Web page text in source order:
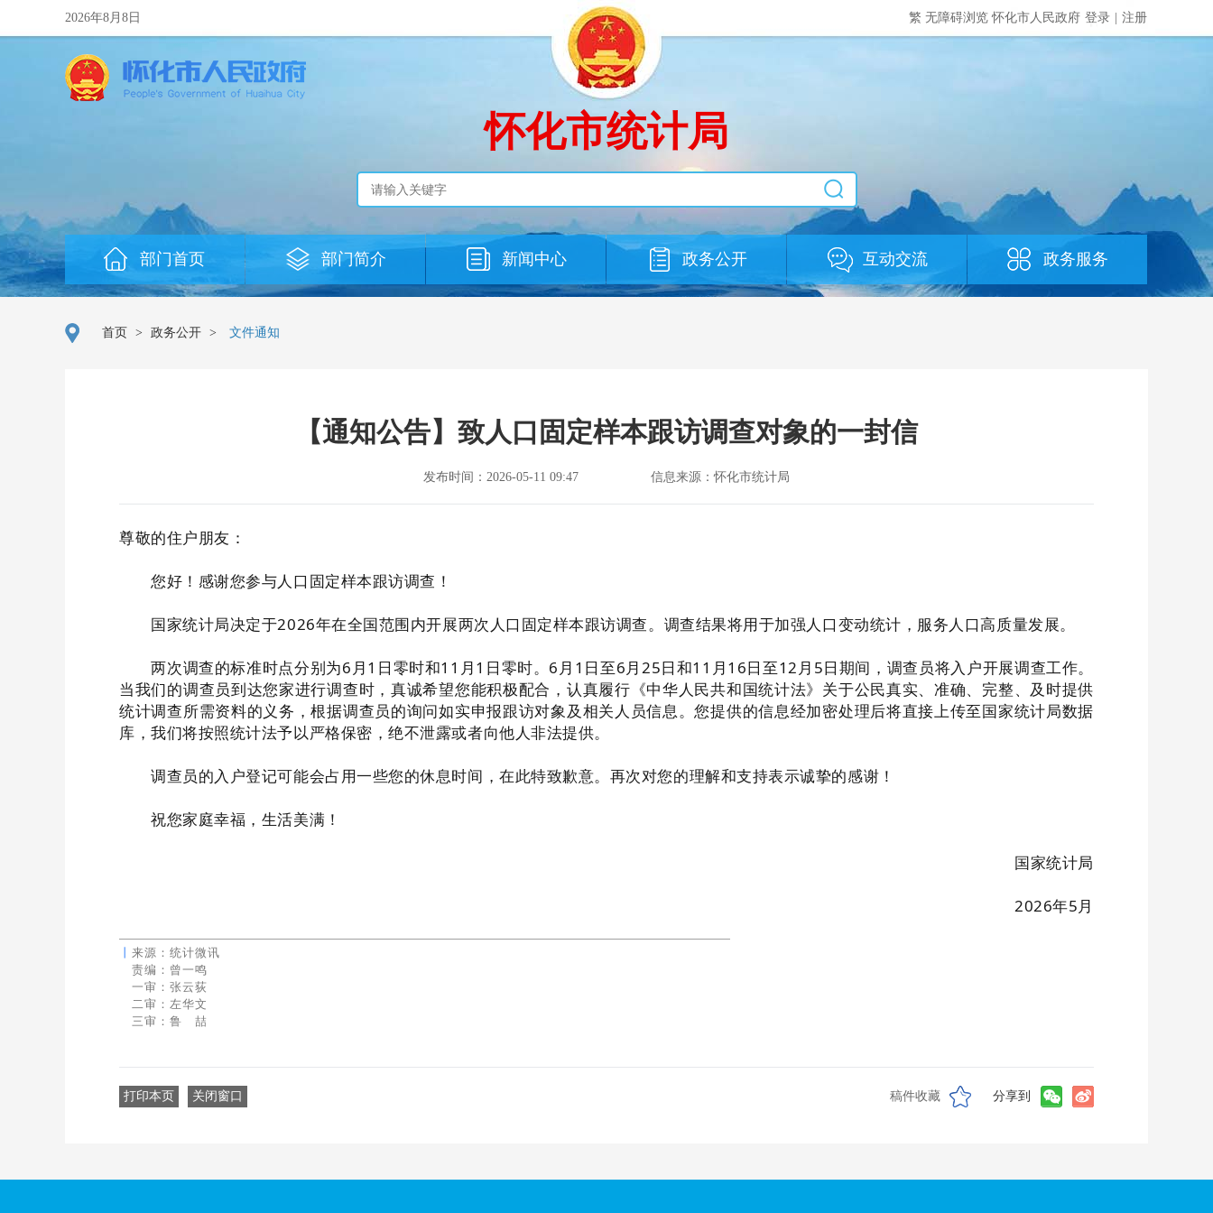
2026年8月8日 繁 无障碍浏览怀化市人民政府 登录 注册
怀化市统计局
部门首页 部门简介 新闻中心 政务公开 互动交流 政务服务
首页 > 政务公开 > 文件通知
【通知公告】致人口固定样本跟访调查对象的一封信
发布时间：2026-05-11 09:47 信息来源：怀化市统计局
尊敬的住户朋友：
您好！感谢您参与人口固定样本跟访调查！
国家统计局决定于2026年在全国范围内开展两次人口固定样本跟访调查。调查结果将用于加强人口变动统计，服务人口高质量发展。
两次调查的标准时点分别为6月1日零时和11月1日零时。6月1日至6月25日和11月16日至12月5日期间，调查员将入户开展调查工作。
当我们的调查员到达您家进行调查时，真诚希望您能积极配合，认真履行《中华人民共和国统计法》关于公民真实、准确、完整、及时提供
统计调查所需资料的义务，根据调查员的询问如实申报跟访对象及相关人员信息。您提供的信息经加密处理后将直接上传至国家统计局数据
库，我们将按照统计法予以严格保密，绝不泄露或者向他人非法提供。
调查员的入户登记可能会占用一些您的休息时间，在此特致歉意。再次对您的理解和支持表示诚挚的感谢！
祝您家庭幸福，生活美满！
国家统计局
2026年5月
丨 来源：统计微讯
责编：曾一鸣
一审： 张云荻
二审：左华文
三审：鲁 喆
打印本页 关闭窗口 稿件收藏 分享到